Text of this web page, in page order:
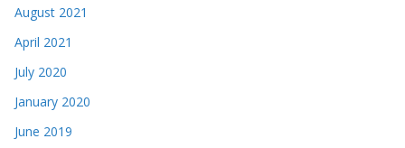
August 2021
April 2021
July 2020
January 2020
June 2019